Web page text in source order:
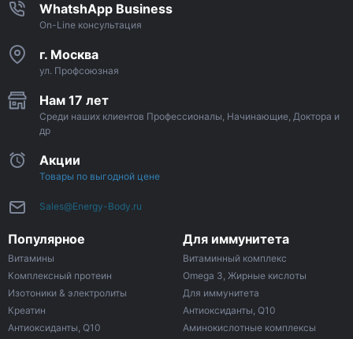
WhatshApp Business
On-Line консультация
г. Москва
ул. Профсоюзная
Нам 17 лет
Среди наших клиентов Профессионалы, Начинающие, Доктора и
др
Акции
Товары по выгодной цене
Sales@Energy-Body.ru
Популярное
Витамины
Комплексный протеин
Изотоники & электролиты
Креатин
Антиоксиданты, Q10
Для иммунитета
Витаминный комплекс
Omega 3, Жирные кислоты
Для иммунитета
Антиоксиданты, Q10
Аминокислотные комплексы